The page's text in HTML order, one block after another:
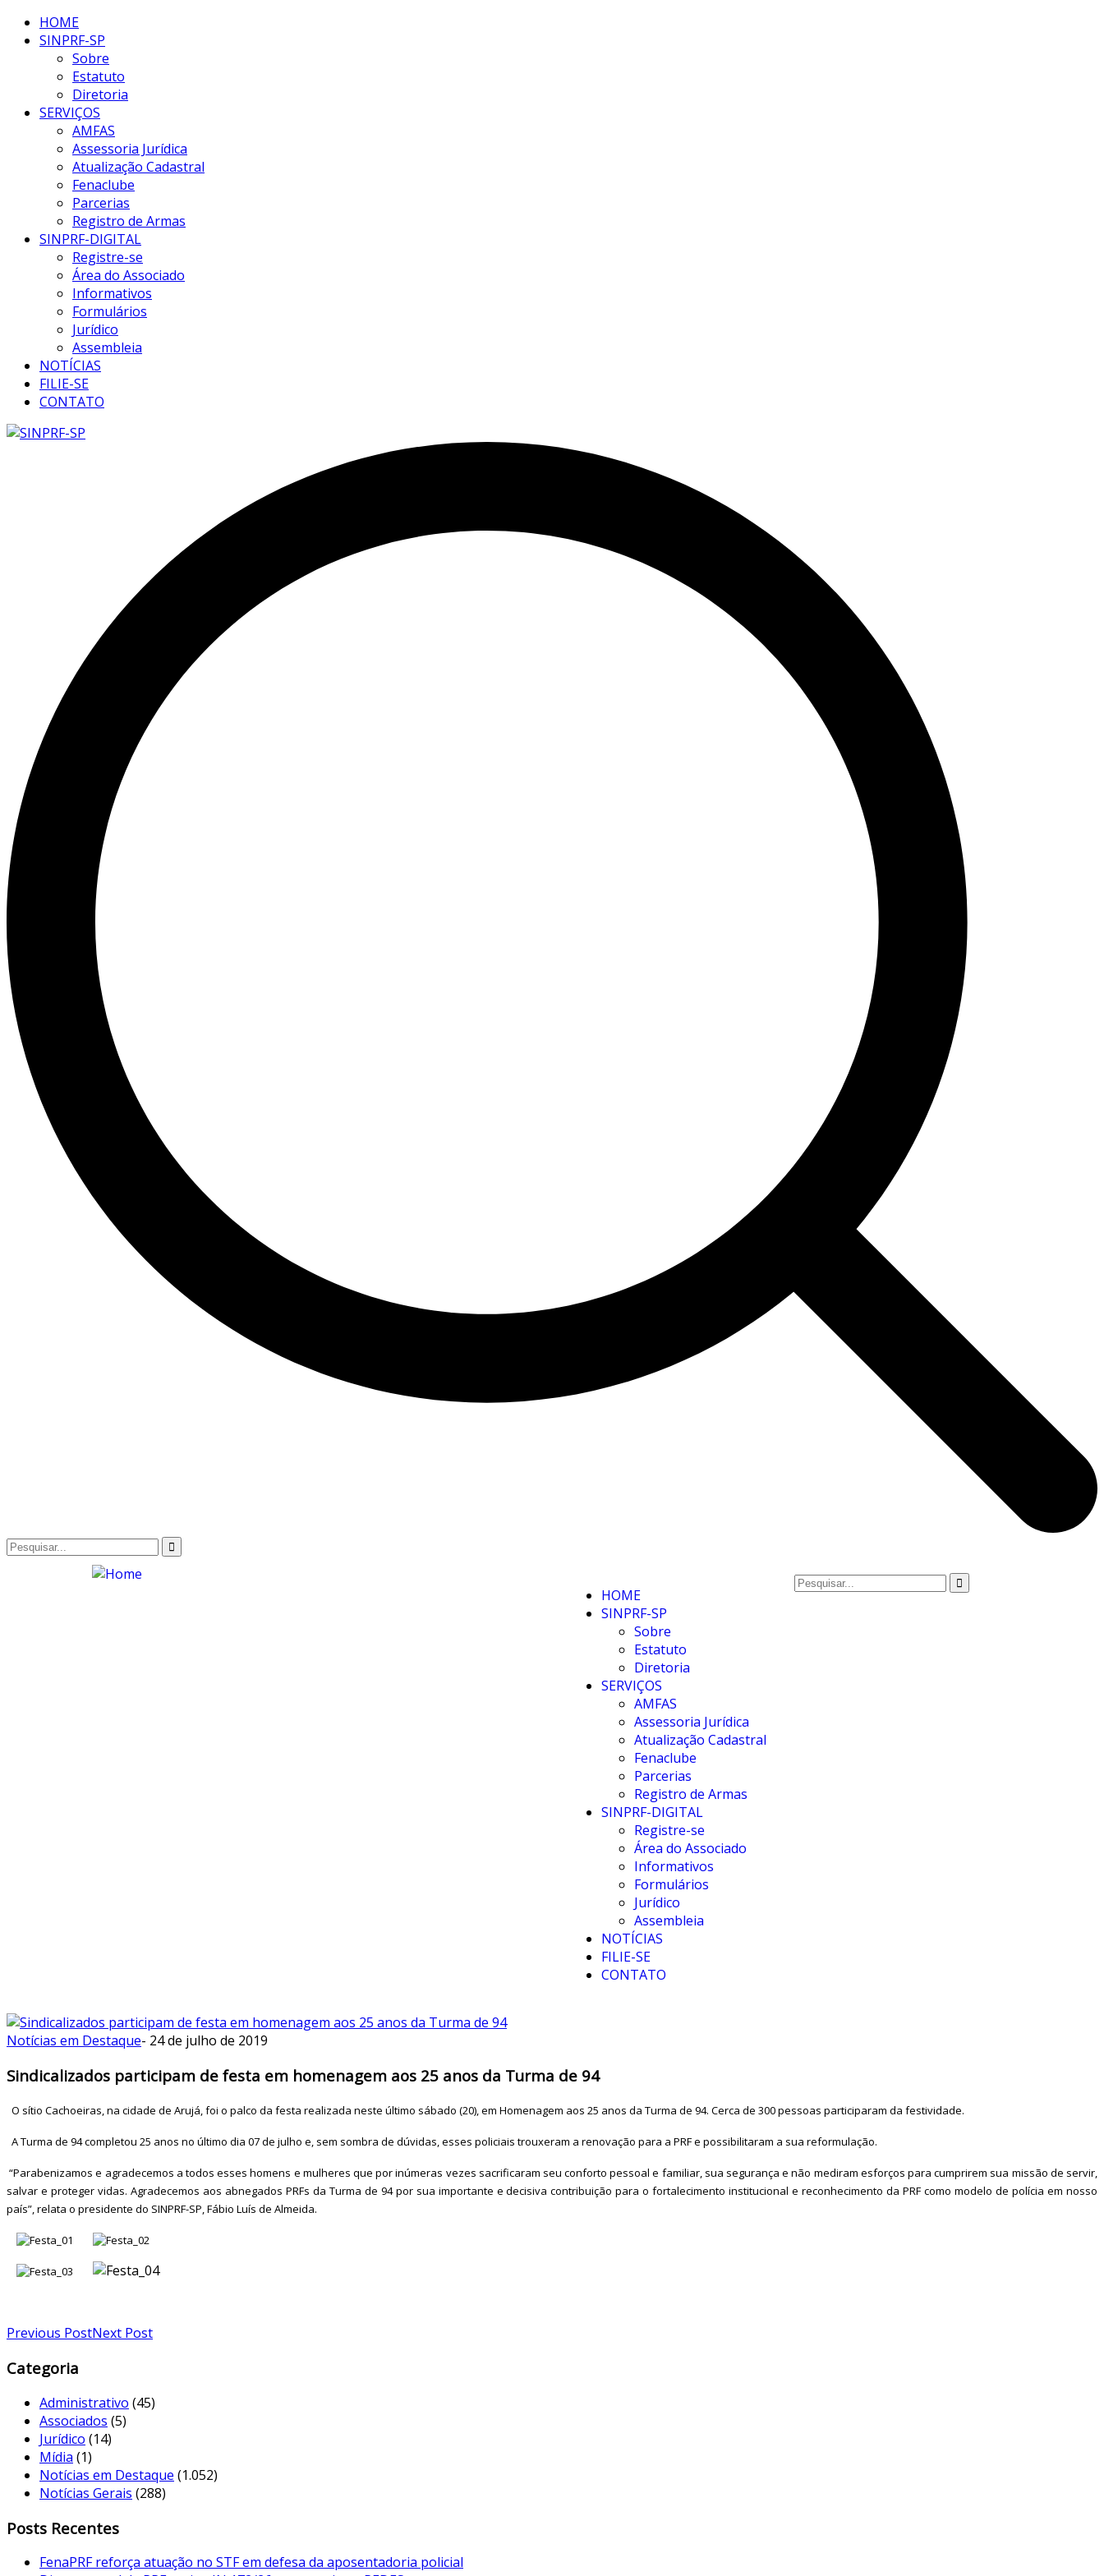
HOME
SINPRF-SP
Sobre
Estatuto
Diretoria
SERVIÇOS
AMFAS
Assessoria Jurídica
Atualização Cadastral
Fenaclube
Parcerias
Registro de Armas
SINPRF-DIGITAL
Registre-se
Área do Associado
Informativos
Formulários
Jurídico
Assembleia
NOTÍCIAS
FILIE-SE
CONTATO
HOME
SINPRF-SP
Sobre
Estatuto
Diretoria
SERVIÇOS
AMFAS
Assessoria Jurídica
Atualização Cadastral
Fenaclube
Parcerias
Registro de Armas
SINPRF-DIGITAL
Registre-se
Área do Associado
Informativos
Formulários
Jurídico
Assembleia
NOTÍCIAS
FILIE-SE
CONTATO
Notícias em Destaque- 24 de julho de 2019
Sindicalizados participam de festa em homenagem aos 25 anos da Turma de 94
O sítio Cachoeiras, na cidade de Arujá, foi o palco da festa realizada neste último sábado (20), em Homenagem aos 25 anos da Turma de 94. Cerca de 300 pessoas participaram da festividade.
A Turma de 94 completou 25 anos no último dia 07 de julho e, sem sombra de dúvidas, esses policiais trouxeram a renovação para a PRF e possibilitaram a sua reformulação.
“Parabenizamos e agradecemos a todos esses homens e mulheres que por inúmeras vezes sacrificaram seu conforto pessoal e familiar, sua segurança e não mediram esforços para cumprirem sua missão de servir,
salvar e proteger vidas. Agradecemos aos abnegados PRFs da Turma de 94 por sua importante e decisiva contribuição para o fortalecimento institucional e reconhecimento da PRF como modelo de polícia em nosso
país”, relata o presidente do SINPRF-SP, Fábio Luís de Almeida.
Previous PostNext Post
Categoria
Administrativo (45)
Associados (5)
Jurídico (14)
Mídia (1)
Notícias em Destaque (1.052)
Notícias Gerais (288)
Posts Recentes
FenaPRF reforça atuação no STF em defesa da aposentadoria policial